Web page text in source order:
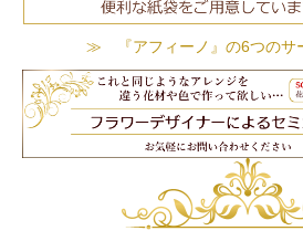
≫ 『アフィーノ』の6つのサ